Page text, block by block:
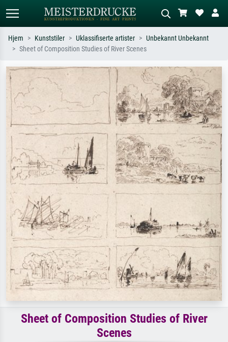
Søk etter kunstner, tittel eller stil – for
eksempel Monet, Stjernenatt,
impresjonisme, Hokusai-bølgen, akt.
Beskriv scenen – for eksempel grønn
eng, abstrakt med mye rødt, mørkt
oljemaleri, stående akt ved et tre.
Hjem Kunststiler Uklassifiserte artister
Unbekannt Unbekannt
Sheet of Composition Studies of River Scenes
Sheet of Composition Studies of River
Scenes